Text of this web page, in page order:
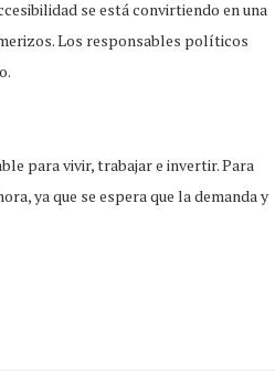
se está convirtiendo en una
Los responsables políticos
para vivir, trabajar e invertir. Para
ya que se espera que la demanda y